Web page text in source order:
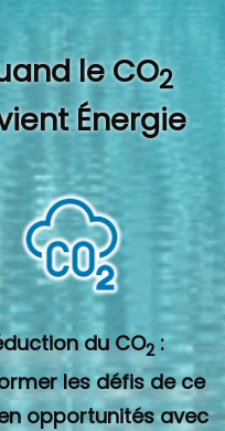
le CO2
Énergie
du CO2 :
les défis de ce
opportunités avec